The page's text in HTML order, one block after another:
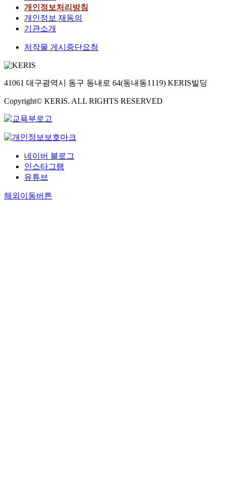
개인정보처리방침
개인정보 재동의
기관소개
저작물 게시중단요청
41061 대구광역시 동구 동내로 64(동내동1119) KERIS빌딩
Copyright© KERIS. ALL RIGHTS RESERVED
네이버 블로그
인스타그램
유튜브
해외이동버튼